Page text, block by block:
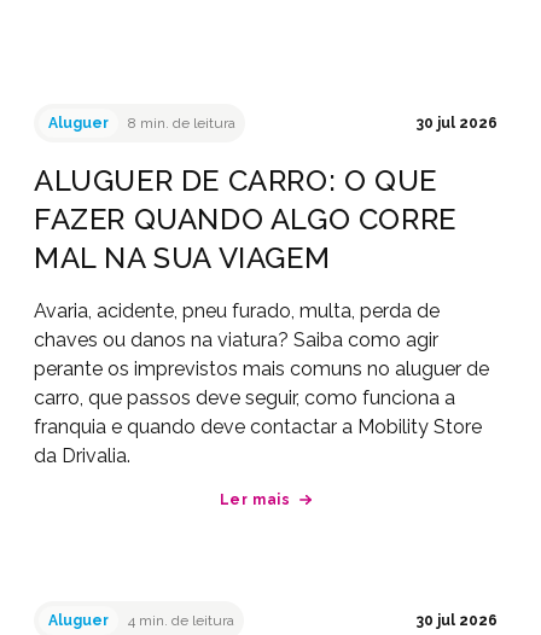
Aluguer 8 min. de leitura 30 jul 2026
ALUGUER DE CARRO: O QUE
FAZER QUANDO ALGO CORRE
MAL NA SUA VIAGEM
Avaria, acidente, pneu furado, multa, perda de
chaves ou danos na viatura? Saiba como agir
perante os imprevistos mais comuns no aluguer de
carro, que passos deve seguir, como funciona a
franquia e quando deve contactar a Mobility Store
da Drivalia.
Ler mais
Aluguer 4 min. de leitura 30 jul 2026